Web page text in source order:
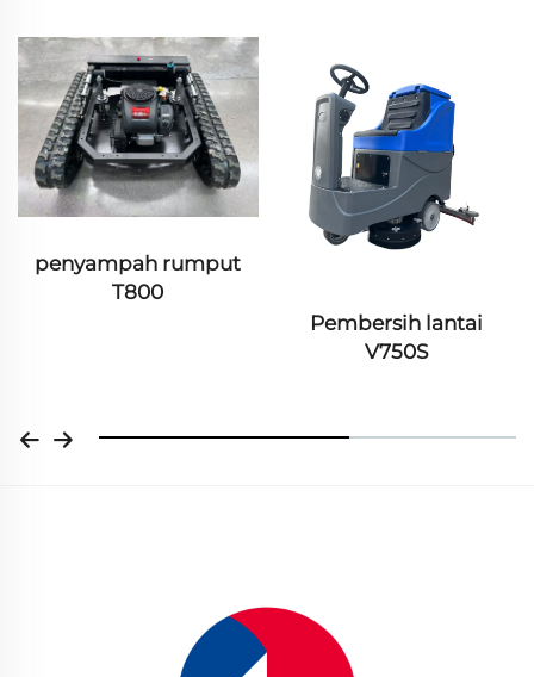
penyampah rumput
T800
Pembersih lantai
V750S